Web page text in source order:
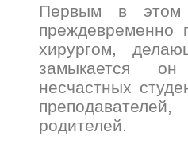
Первым в этом
преждевременно
хирургом,
замыкается он
несчастных
родителей.